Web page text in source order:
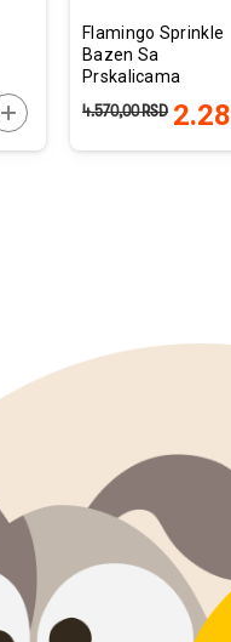
DODAJTE U KORPU
Flamingo Sprinkle
Bazen Sa
Prskalicama
4.570,00RSD